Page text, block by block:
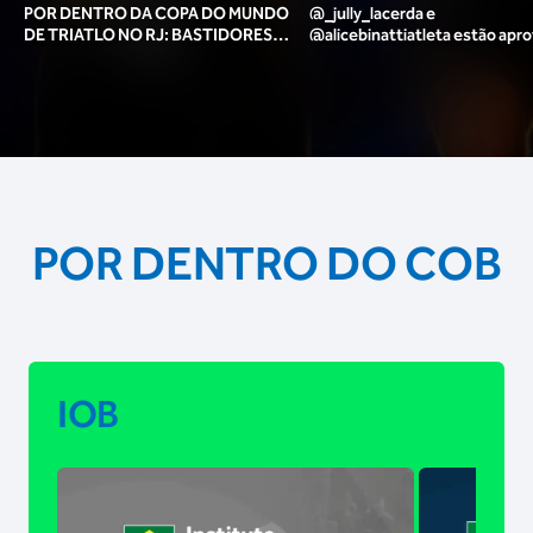
POR DENTRO DA COPA DO MUNDO
DE TRIATLO NO RJ: BASTIDORES,
@_jully_lacerda​ e
@alicebinattiatleta​ estão
POR DENTRO DO COB
IOB